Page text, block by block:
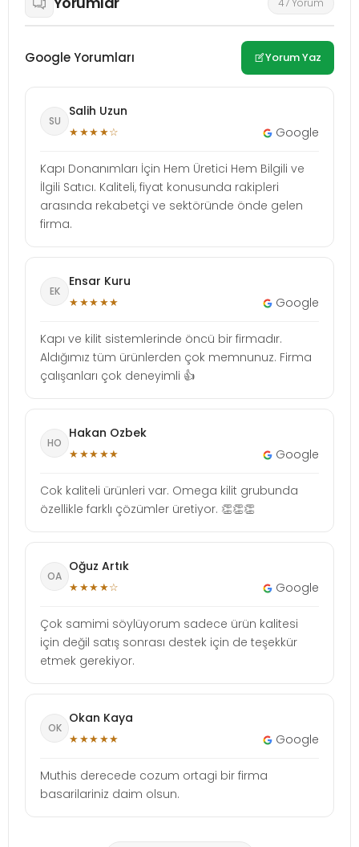
Google Yorumları Yorum Yaz
SU
Salih Uzun
★★★★☆ Google
Kapı Donanımları İçin Hem Üretici Hem Bilgili ve
İlgili Satıcı. Kaliteli, fiyat konusunda rakipleri
arasında rekabetçi ve sektöründe önde gelen
firma.
EK
Ensar Kuru
★★★★★ Google
Kapı ve kilit sistemlerinde öncü bir firmadır.
Aldığımız tüm ürünlerden çok memnunuz. Firma
çalışanları çok deneyimli 👍
HO
Hakan Ozbek
★★★★★ Google
Cok kaliteli ürünleri var. Omega kilit grubunda
özellikle farklı çözümler üretiyor. 👏👏👏
OA
Oğuz Artık
★★★★☆ Google
Çok samimi söylüyorum sadece ürün kalitesi
için değil satış sonrası destek için de teşekkür
etmek gerekiyor.
OK
Okan Kaya
★★★★★ Google
Muthis derecede cozum ortagi bir firma
basarilariniz daim olsun.